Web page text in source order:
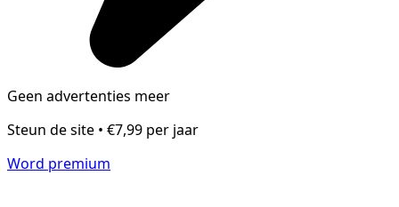
Geen advertenties meer
Steun de site • €7,99 per jaar
Word premium